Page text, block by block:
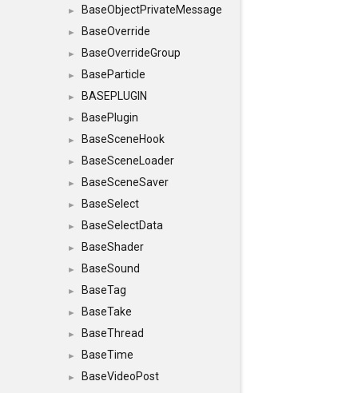
► BaseObjectPrivateMessage
► BaseOverride
► BaseOverrideGroup
► BaseParticle
► BASEPLUGIN
► BasePlugin
► BaseSceneHook
► BaseSceneLoader
► BaseSceneSaver
► BaseSelect
► BaseSelectData
► BaseShader
► BaseSound
► BaseTag
► BaseTake
► BaseThread
► BaseTime
►
BaseVideoPost